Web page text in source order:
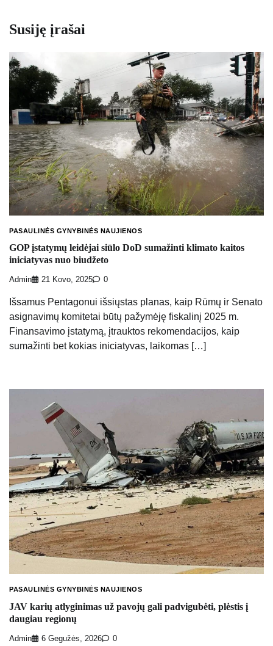
Susiję įrašai
PASAULINĖS GYNYBINĖS NAUJIENOS
GOP įstatymų leidėjai siūlo DoD sumažinti klimato kaitos
iniciatyvas nuo biudžeto
Admin 21 Kovo, 2025 0
Išsamus Pentagonui išsiųstas planas, kaip Rūmų ir Senato
asignavimų komitetai būtų pažymėję fiskalinį 2025 m.
Finansavimo įstatymą, įtrauktos rekomendacijos, kaip
sumažinti bet kokias iniciatyvas, laikomas […]
PASAULINĖS GYNYBINĖS NAUJIENOS
JAV karių atlyginimas už pavojų gali padvigubėti, plėstis į
daugiau regionų
Admin 6 Gegužės, 2026 0